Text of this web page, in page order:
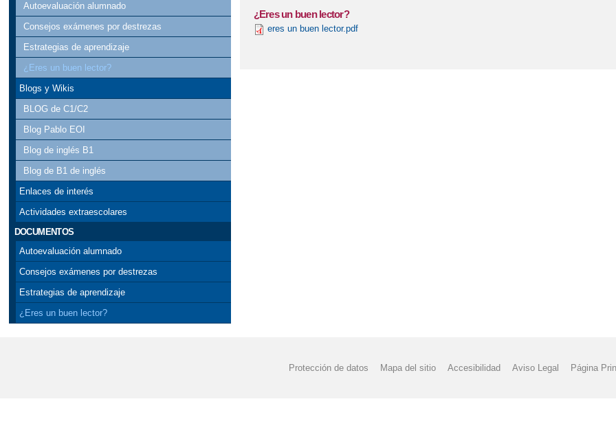
Autoevaluación alumnado
Consejos exámenes por destrezas
Estrategias de aprendizaje
¿Eres un buen lector?
Blogs y Wikis
BLOG de C1/C2
Blog Pablo EOI
Blog de inglés B1
Blog de B1 de inglés
Enlaces de interés
Actividades extraescolares
DOCUMENTOS
Autoevaluación alumnado
Consejos exámenes por destrezas
Estrategias de aprendizaje
¿Eres un buen lector?
¿Eres un buen lector?
eres un buen lector.pdf
Protección de datos Mapa del sitio Accesibilidad Aviso Legal Página